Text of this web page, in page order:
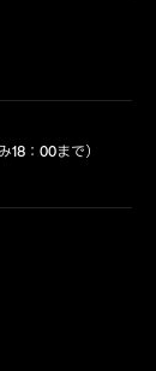
18：00まで）